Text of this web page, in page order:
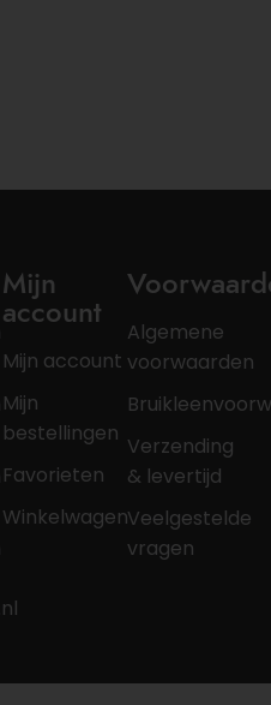
Mijn
account
Mijn account
Mijn
bestellingen
Favorieten
Winkelwagen
Algemene
voorwaarden
Verzending
& levertijd
Veelgestelde
vragen